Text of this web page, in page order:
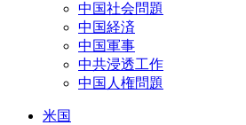
中国社会問題
中国経済
中国軍事
中共浸透工作
中国人権問題
米国